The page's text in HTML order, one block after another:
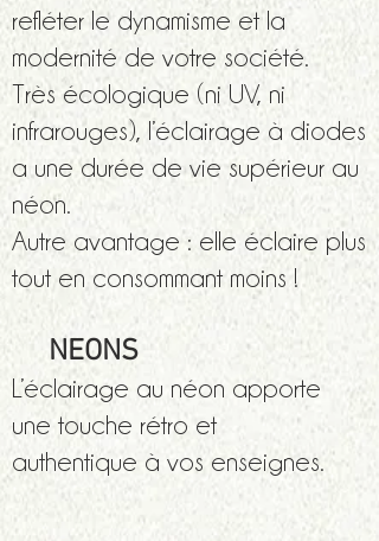
refléter le dynamisme et la
modernité de votre société.
Très écologique (ni UV, ni
infrarouges), l’éclairage à diodes
a une durée de vie supérieur au
néon.
Autre avantage : elle éclaire plus
tout en consommant moins !
NEONS
L’éclairage au néon apporte
une touche rétro et
authentique à vos enseignes.